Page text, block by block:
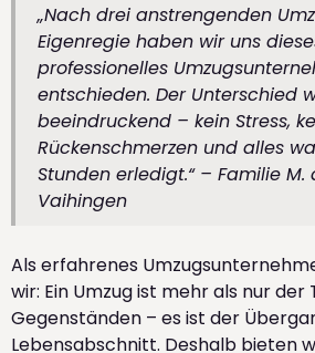
„Nach drei anstrengenden
Eigenregie haben wir uns
professionelles
entschieden. Der Unterschied
beeindruckend – kein Stress,
Rückenschmerzen und alles
Stunden erledigt.“ – Familie
Vaihingen
Als erfahrenes
wir: Ein Umzug ist mehr als nur
Gegenständen – es ist der
Lebensabschnitt. Deshalb bieten